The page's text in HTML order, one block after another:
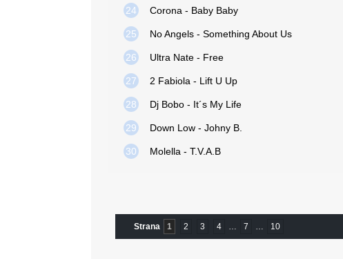
24 Corona - Baby Baby
25 No Angels - Something About Us
26 Ultra Nate - Free
27 2 Fabiola - Lift U Up
28 Dj Bobo - It´s My Life
29 Down Low - Johny B.
30 Molella - T.V.A.B
Strana 1 2 3 4 … 7 … 10